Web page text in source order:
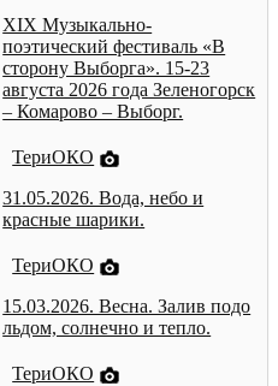
XIX Музыкально-
поэтический фестиваль «В
сторону Выборга». 15-23
августа 2026 года Зеленогорск
– Комарово – Выборг.
ТериОКО
31.05.2026. Вода, небо и
красные шарики.
ТериОКО
15.03.2026. Весна. Залив подо
льдом, солнечно и тепло.
ТериОКО